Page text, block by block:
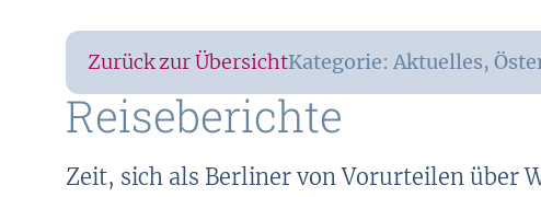
Zurück zur ÜbersichtKategorie: Aktuelles,
Reiseberichte
Zeit, sich als Berliner von Vorurteilen über